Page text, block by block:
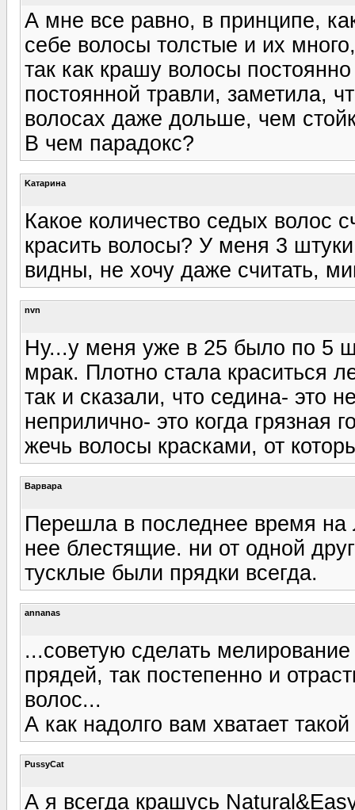
А мне все равно, в принципе,
себе волосы толстые и их
так как крашу волосы
постоянной травли, заметила,
волосах даже дольше, чем
В чем парадокс?
Kатарина
Какое количество седых волос
красить волосы? У меня 3
видны, не хочу даже считать,
nvn
Ну...у меня уже в 25 было по 5
мрак. Плотно стала краситься
так и сказали, что седина- это
неприлично- это когда грязная
жечь волосы красками, от
Варвара
Перешла в последнее время на
нее блестящие. ни от одной
тусклые были прядки всегда.
annanas
...советую сделать
прядей, так постепенно и
волос...
А как надолго вам хватает
PussyCat
А я всегда крашусь